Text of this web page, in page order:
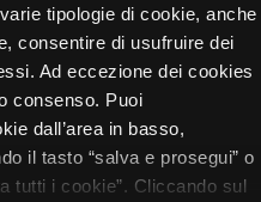
tipologie di cookie, anche
consentire di usufruire dei
Ad eccezione dei cookies
consenso. Puoi
dall’area in basso,
il tasto “salva e prosegui” o
tutti i cookie”. Cliccando sul